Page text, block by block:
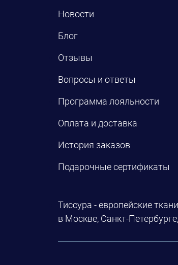
Новости
Блог
Отзывы
Вопросы и ответы
Программа лояльности
Оплата и доставка
История заказов
Подарочные сертификаты
Тиссура - европейские
в Москве, Санкт-